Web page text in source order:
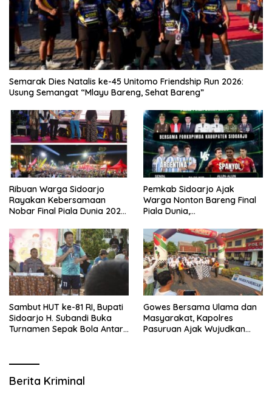
Semarak Dies Natalis ke-45 Unitomo Friendship Run 2026:
Usung Semangat “Mlayu Bareng, Sehat Bareng”
Ribuan Warga Sidoarjo
Rayakan Kebersamaan
Nobar Final Piala Dunia 2026
Forkopimda
Pemkab Sidoarjo Ajak
Warga Nonton Bareng Final
Piala Dunia,
Sambut HUT ke-81 RI, Bupati
Sidoarjo H. Subandi Buka
Turnamen Sepak Bola Antar
Gowes Bersama Ulama dan
Masyarakat, Kapolres
Pasuruan Ajak Wujudkan
Berita Kriminal